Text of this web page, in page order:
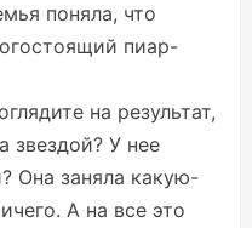
поняла, что
пиар-
на результат,
звездой? У нее
Она заняла какую-
А на все это